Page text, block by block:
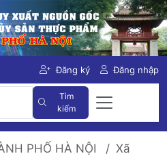
Đăng ký Đăng nhập
Tìm
kiếm
PHỐ HÀ NỘI
Xã